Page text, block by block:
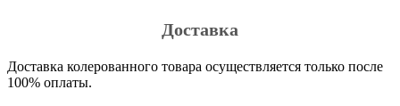
Доставка
Доставка колерованного товара осуществляется только после
100% оплаты.